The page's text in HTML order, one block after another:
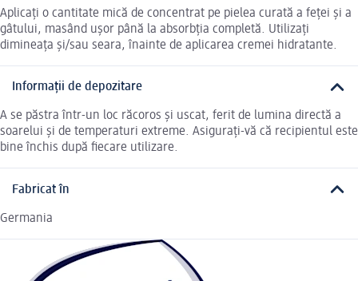
Aplicați o cantitate mică de concentrat pe pielea curată a feței și a
gâtului, masând ușor până la absorbția completă. Utilizați
dimineața și/sau seara, înainte de aplicarea cremei hidratante.
Informații de depozitare
A se păstra într-un loc răcoros și uscat, ferit de lumina directă a
soarelui și de temperaturi extreme. Asigurați-vă că recipientul este
bine închis după fiecare utilizare.
Fabricat în
Germania